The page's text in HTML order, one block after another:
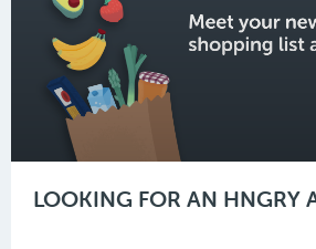
LOOKING FOR AN HNGRY